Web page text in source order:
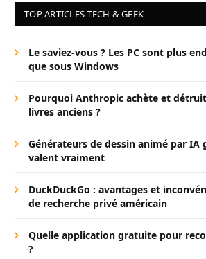
TOP ARTICLES TECH & GEEK
Le saviez-vous ? Les PC sont plus
que sous Windows
Pourquoi Anthropic achète et
livres anciens ?
Générateurs de dessin animé par IA
valent vraiment
DuckDuckGo : avantages et
de recherche privé américain
Quelle application gratuite pour
?